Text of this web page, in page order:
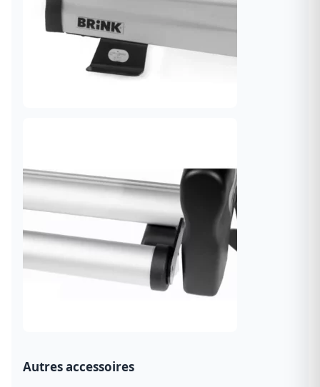
Autres accessoires